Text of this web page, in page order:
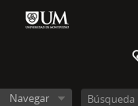
Navegar